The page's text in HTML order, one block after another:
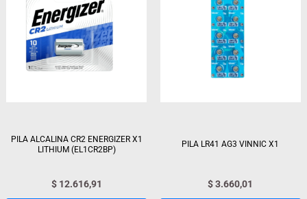
PILA ALCALINA CR2 ENERGIZER X1
LITHIUM (EL1CR2BP)
$12.616,91
PILA LR41 AG3 VINNIC X1
$3.660,01